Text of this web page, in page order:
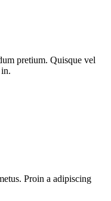
pretium. Quisque vel
Proin a adipiscing